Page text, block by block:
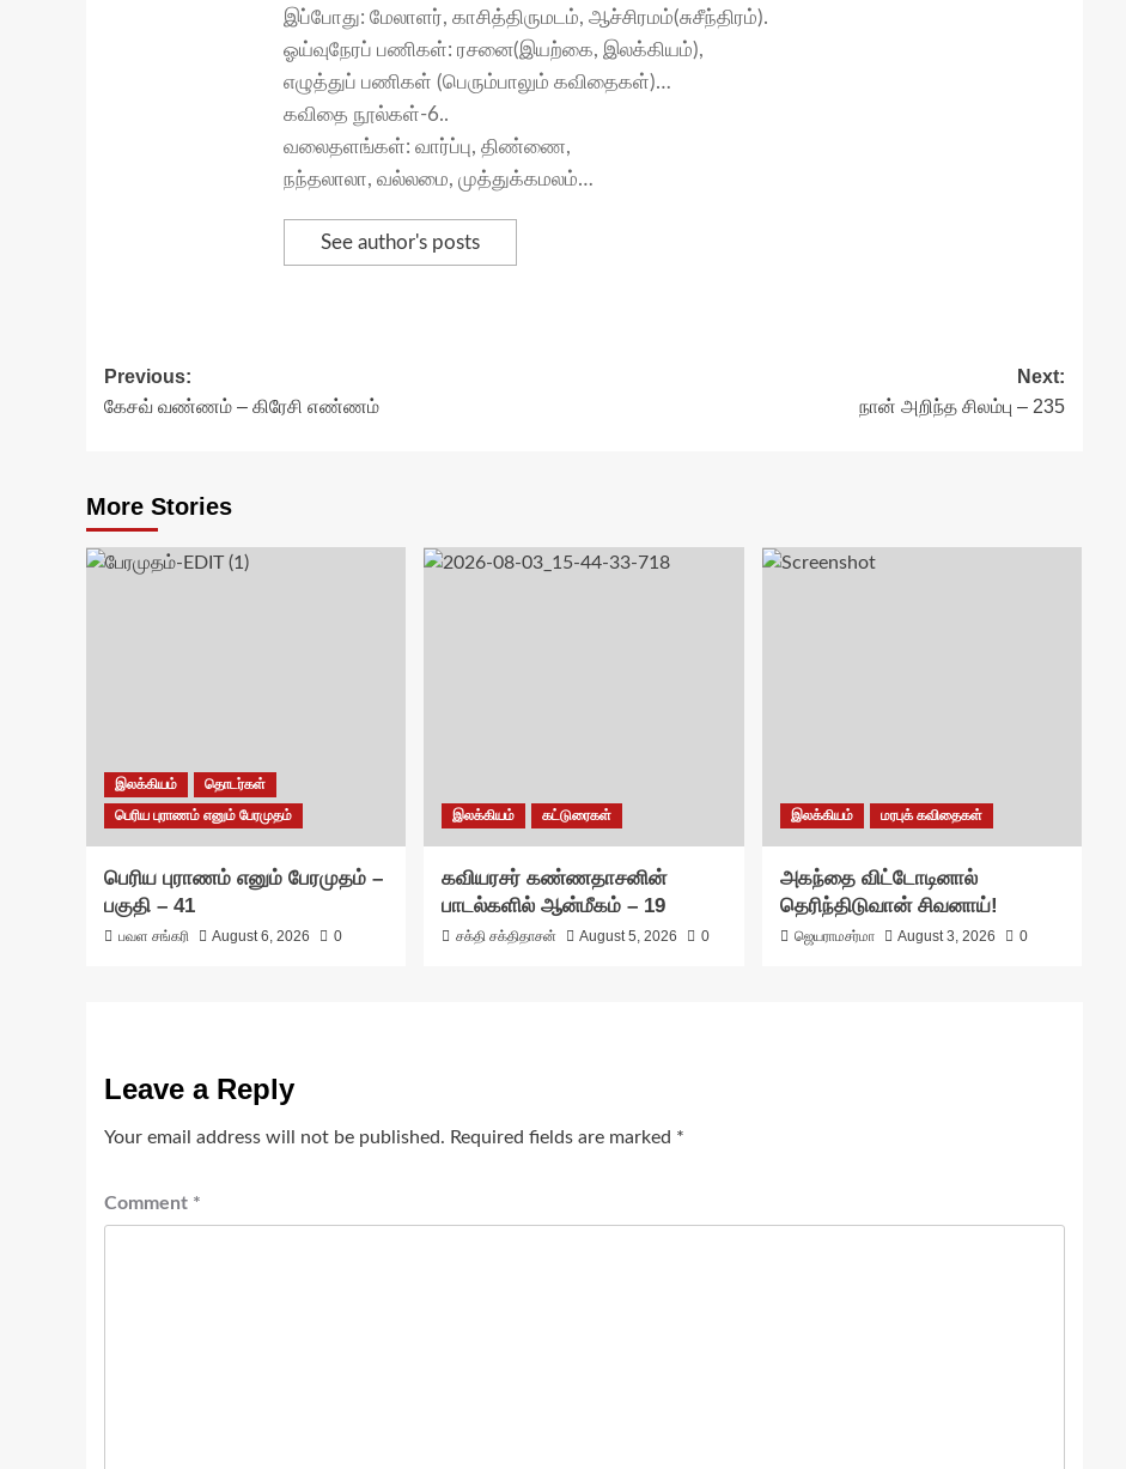
இப்போது: மேலாளர், காசித்திருமடம், ஆச்சிரமம்(சுசீந்திரம்).
ஓய்வுநேரப் பணிகள்: ரசனை(இயற்கை, இலக்கியம்),
எழுத்துப் பணிகள் (பெரும்பாலும் கவிதைகள்)…
கவிதை நூல்கள்-6..
வலைதளங்கள்: வார்ப்பு, திண்ணை,
நந்தலாலா, வல்லமை, முத்துக்கமலம்…
See author's posts
Post
navigation
Previous:
கேசவ் வண்ணம் – கிரேசி எண்ணம்
Next:
நான் அறிந்த சிலம்பு – 235
More Stories
இலக்கியம்
தொடர்கள்
பெரிய புராணம் எனும் பேரமுதம்
பெரிய புராணம் எனும் பேரமுதம் –
பகுதி – 41
பவள சங்கரி August 6, 2026 0
இலக்கியம் கட்டுரைகள்
கவியரசர் கண்ணதாசனின்
பாடல்களில் ஆன்மீகம் – 19
சக்தி சக்திதாசன் August 5, 2026 0
இலக்கியம் மரபுக் கவிதைகள்
அகந்தை விட்டோடினால்
தெரிந்திடுவான் சிவனாய்!
ஜெயராமசர்மா August 3, 2026 0
Leave a Reply
Your email address will not be published. Required fields are marked *
Comment *